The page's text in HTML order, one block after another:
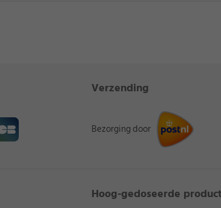
Verzending
Bezorging door
Hoog-gedoseerde